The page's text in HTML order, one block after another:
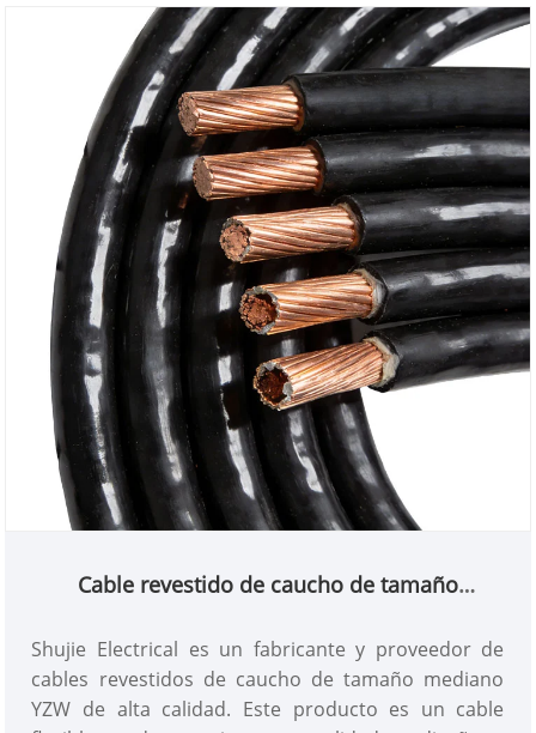
un estricto control de calidad. Cada cable se somete
a múltiples pruebas para garantizar un rendimiento
eléctrico estable y un uso seguro.
Cable revestido de caucho de tamaño
Shujie Electrical es un fabricante y proveedor de
cables revestidos de caucho de tamaño mediano
YZW de alta calidad. Este producto es un cable